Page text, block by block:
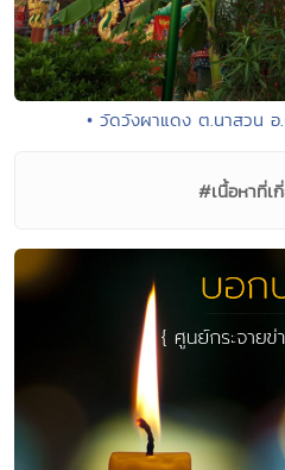
• วัดวังผาแดง ต.นาสวน
#เนื้อหาที่เ